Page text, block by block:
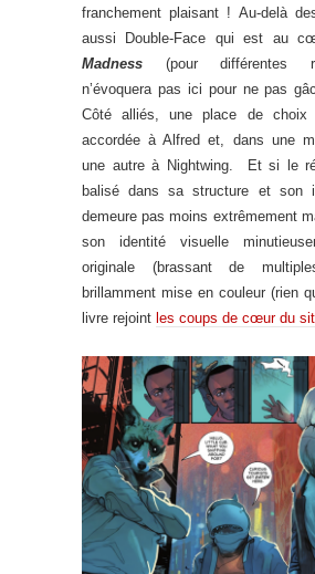
franchement plaisant ! Au-delà
aussi Double-Face qui est au
Madness (pour différentes
n’évoquera pas ici pour ne pas
Côté alliés, une place de choix
accordée à Alfred et, dans une
une autre à Nightwing. Et si le
balisé dans sa structure et son
demeure pas moins extrêmement
son identité visuelle
originale (brassant de
brillamment mise en couleur (rien
livre rejoint les coups de cœur du